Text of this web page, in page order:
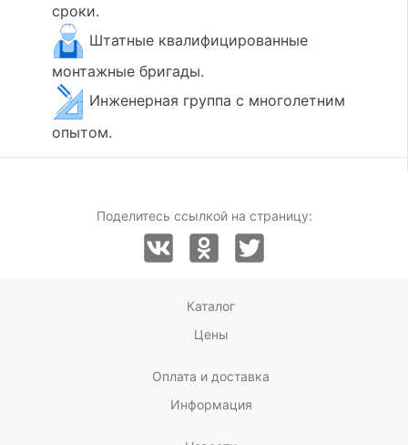
сроки.
Штатные квалифицированные
монтажные бригады.
Инженерная группа с многолетним
опытом.
Поделитесь ссылкой на страницу:
Каталог
Цены
Оплата и доставка
Информация